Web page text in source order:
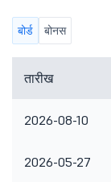
बोर्ड बोनस
तारीख
2026-08-10
2026-05-27